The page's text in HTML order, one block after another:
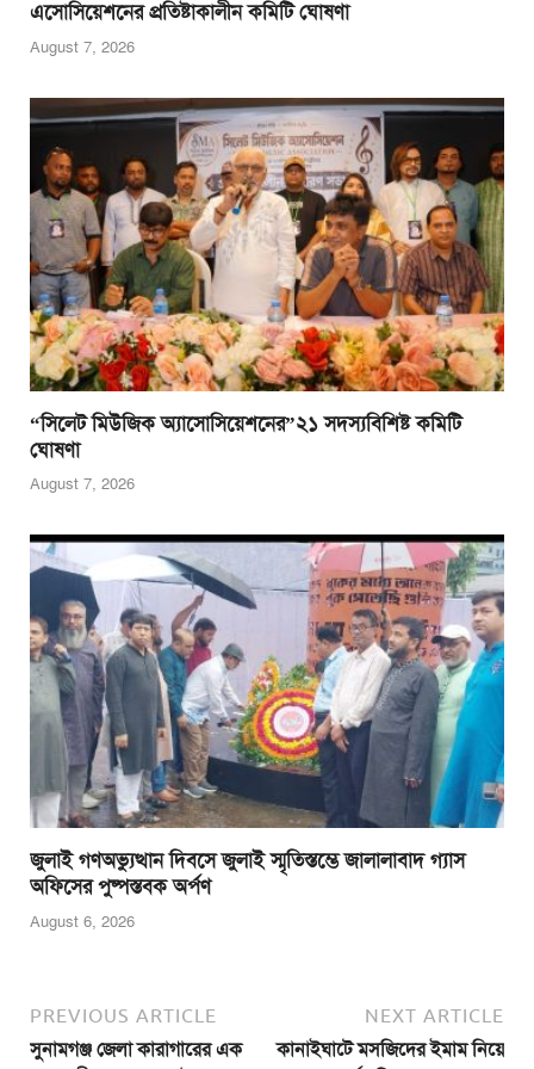
এসোসিয়েশনের প্রতিষ্টাকালীন কমিটি ঘোষণা
August 7, 2026
“সিলেট মিউজিক অ্যাসোসিয়েশনের”২১ সদস্যবিশিষ্ট কমিটি
ঘোষণা
August 7, 2026
জুলাই গণঅভ্যুত্থান দিবসে জুলাই স্মৃতিস্তম্ভে জালালাবাদ গ্যাস
অফিসের পুষ্পস্তবক অর্পণ
August 6, 2026
PREVIOUS ARTICLE
সুনামগঞ্জ জেলা কারাগারের এক
NEXT ARTICLE
কানাইঘাটে মসজিদের ইমাম নিয়ে